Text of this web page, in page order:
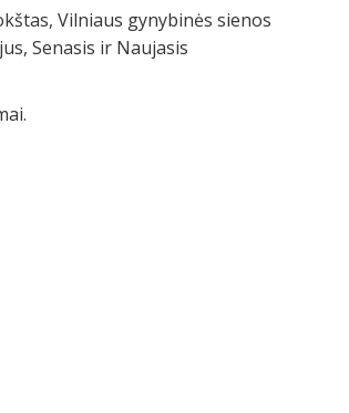
Vilniaus gynybinės sienos
Senasis ir Naujasis